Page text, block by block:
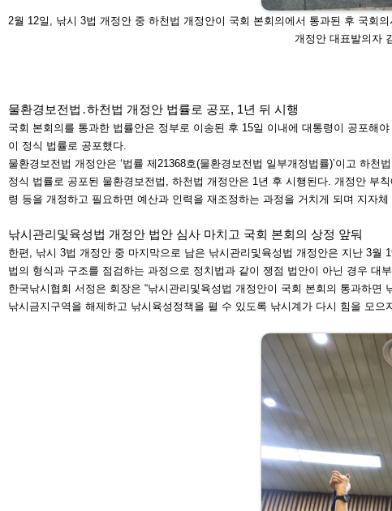
2월 12일, 낚시 3법 개정안 중 하천법 개정안이 국회 본회의에서 통과된 후 국회
개정안 대표발의자
물환경보전법․하천법 개정안 법률로 공포, 1년 뒤 시행
국회 본회의를 통과한 법률안은 정부로 이송된 후 15일 이내에 대통령이 공포해
이 정식 법률로 공포했다.
물환경보전법 개정안은 ‘법률 제21368호(물환경보전법 일 부개정법률)’이고 하천
정식 법률로 공포된 물환경보전법, 하천법 개정안은 1년 후 시행된다. 개정안 부
령 등을 개정하고 필요하면 예산과 인력을 재조정하는 과정을 거 치게 되며 지자
낚시관리및육성법 개정안 법안 심사 마치고 국회 본회의 상정 앞둬
한편, 낚시 3법 개정안 중 마지막으로 남은 낚시관리및육성 법 개정안은 지난 3월
법 의 형식과 구조를 점검하는 과정으로 정치법과 같이 쟁점 법안이 아닌 경우 대
한국낚시협회 서정은 회장은 “낚시관리및육성법 개정안이 국회 본회의 통과하면
낚시 금지구역을 해제하고 낚시육성정책을 펼 수 있도록 낚시계 가 다시 힘을 모으